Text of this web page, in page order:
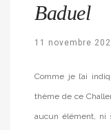
Baduel
11 novembre
Comme je l’ai
thème de ce
aucun élément, ni